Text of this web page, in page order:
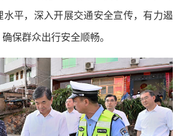
水平，深入开展交通安全宣传，有力遏
保群众出行安全顺畅。